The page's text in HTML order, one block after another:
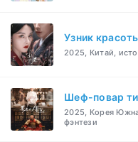
Узник
2025, Китай,
Шеф-повар
2025, Корея
фэнтези